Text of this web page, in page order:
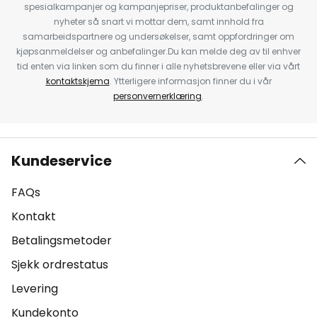
spesialkampanjer og kampanjepriser, produktanbefalinger og
nyheter så snart vi mottar dem, samt innhold fra
samarbeidspartnere og undersøkelser, samt oppfordringer om
kjøpsanmeldelser og anbefalinger.Du kan melde deg av til enhver
tid enten via linken som du finner i alle nyhetsbrevene eller via vårt
kontaktskjema. Ytterligere informasjon finner du i vår
personvernerklæring.
Kundeservice
FAQs
Kontakt
Betalingsmetoder
Sjekk ordrestatus
Levering
Kundekonto